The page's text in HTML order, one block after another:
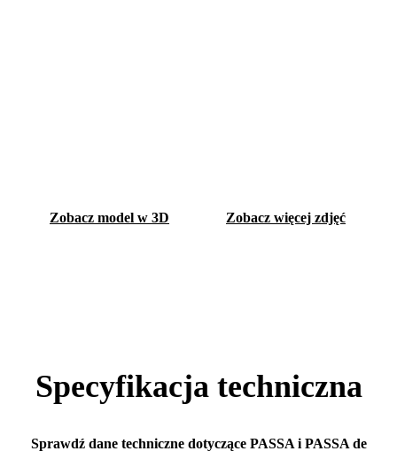
Zobacz model w 3D Zobacz więcej zdjęć
Specyfikacja techniczna
Sprawdź dane techniczne dotyczące PASSA i PASSA de